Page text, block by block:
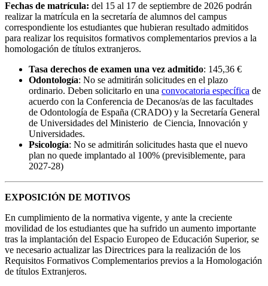
Fechas de matrícula: del 15 al 17 de septiembre de 2026 podrán
realizar la matrícula en la secretaría de alumnos del campus
correspondiente los estudiantes que hubieran resultado admitidos
para realizar los requisitos formativos complementarios previos a la
homologación de títulos extranjeros.
Tasa derechos de examen una vez admitido: 145,36 €
Odontología: No se admitirán solicitudes en el plazo
ordinario. Deben solicitarlo en una convocatoria específica de
acuerdo con la Conferencia de Decanos/as de las facultades
de Odontología de España (CRADO) y la Secretaría General
de Universidades del Ministerio de Ciencia, Innovación y
Universidades.
Psicología: No se admitirán solicitudes hasta que el nuevo
plan no quede implantado al 100% (previsiblemente, para
2027-28)
EXPOSICIÓN DE MOTIVOS
En cumplimiento de la normativa vigente, y ante la creciente
movilidad de los estudiantes que ha sufrido un aumento importante
tras la implantación del Espacio Europeo de Educación Superior, se
ve necesario actualizar las Directrices para la realización de los
Requisitos Formativos Complementarios previos a la Homologación
de títulos Extranjeros.